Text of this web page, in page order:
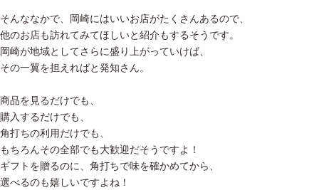
そんななかで、岡崎にはいいお店がたくさんあるので、
他のお店も訪れてみてほしいと紹介もするそうです。
岡崎が地域としてさらに盛り上がっていけば、
その一翼を担えればと発知さん。
商品を見るだけでも、
購入するだけでも、
角打ちの利用だけでも、
もちろんその全部でも大歓迎だそうですよ！
ギフトを贈るのに、角打ちで味を確かめてから、
選べるのも嬉しいですよね！